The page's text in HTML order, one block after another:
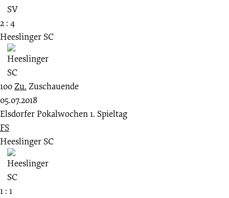
2 : 4
Heeslinger SC
100Zu. Zuschauende
05.07.2018
Elsdorfer Pokalwochen 1. Spieltag
FS
Heeslinger SC
1 : 1